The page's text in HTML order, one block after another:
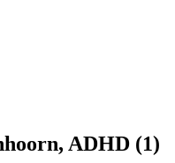
ADHD (1)